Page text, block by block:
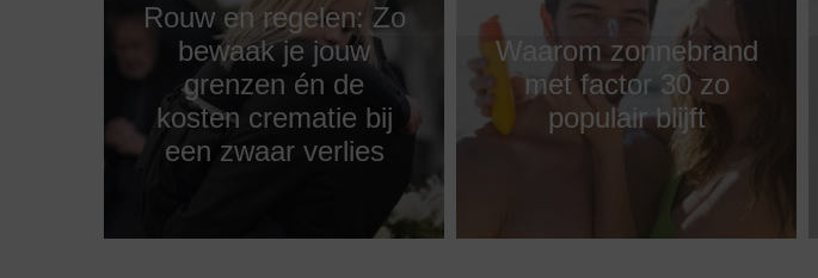
Rouw en regelen: Zo
bewaak je jouw
grenzen én de
kosten crematie bij
een zwaar verlies
Waarom zonnebrand
met factor 30 zo
populair blijft